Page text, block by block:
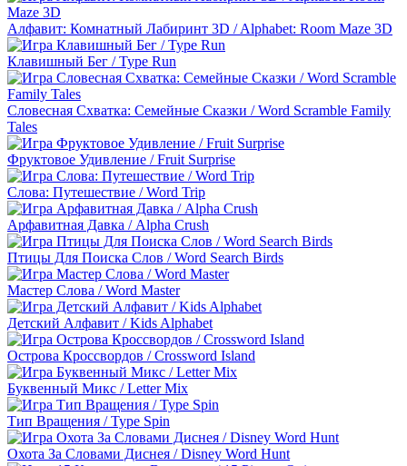
Алфавит: Комнатный Лабиринт 3D / Alphabet: Room Maze 3D
Клавишный Бег / Type Run
Словесная Схватка: Семейные Сказки / Word Scramble Family
Tales
Фруктовое Удивление / Fruit Surprise
Слова: Путешествие / Word Trip
Арфавитная Давка / Alpha Crush
Птицы Для Поиска Слов / Word Search Birds
Мастер Слова / Word Master
Детский Алфавит / Kids Alphabet
Острова Кроссвордов / Crossword Island
Буквенный Микс / Letter Mix
Тип Вращения / Type Spin
Охота За Словами Диснея / Disney Word Hunt